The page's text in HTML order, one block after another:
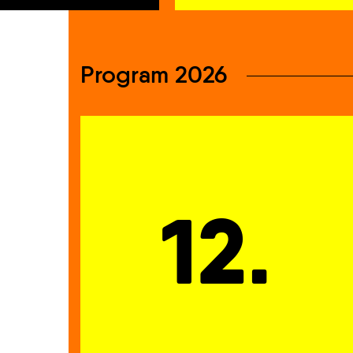
Program 2026
12.